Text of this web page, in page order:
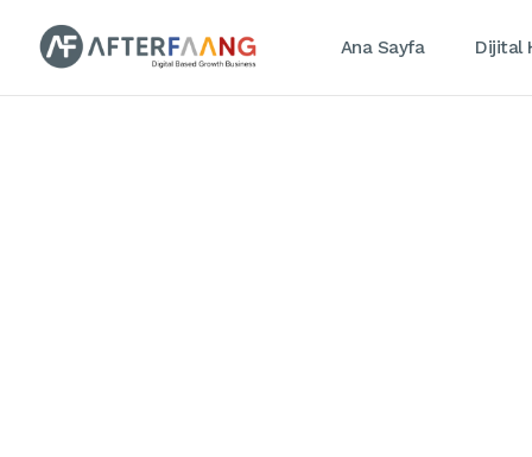
Ana Sayfa Dijital